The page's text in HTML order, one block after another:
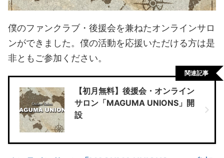
僕のファンクラブ・後援会を兼ねたオンラインサロ
ンができました。僕の活動を応援いただける方は是
非ともご参加ください。
【初月無料】後援会・オンライン
サロン「MAGUMA UNIONS」開
設
関連記事